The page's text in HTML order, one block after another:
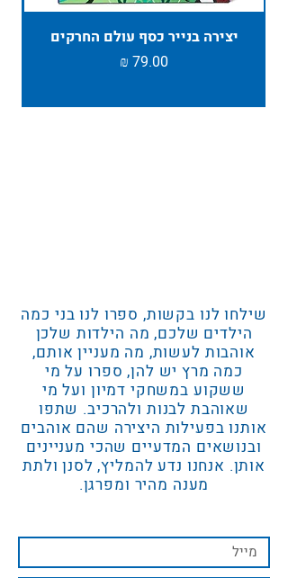
יצירה בנייר כסף עולם החרקים
מחיר
שילחו לנו בקשות, ספרו לנו בני כמה
הילדים שלכם, מה הילדות שלכן
אוהבות לעשות, מה מעניין אותם,
כמה מרץ יש להן, ספרו על מי
ששקוע במשחקי דמיון ועל מי
שאוהבת לבנות ולהרכיב. שתפו
אותנו בפעילות היצירה שהם אוהבים
ובנושאים המדעיים שהכי מעניינים
אותן. אנחנו נדע להמליץ, לסנן ולתת
מענה מהיר ומפרגן.